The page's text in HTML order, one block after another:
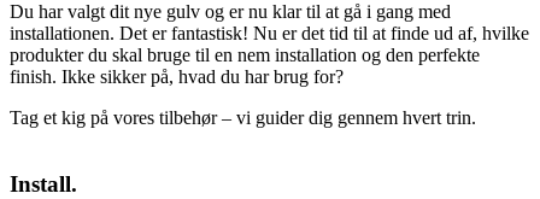
Du har valgt dit nye gulv og er nu klar til at gå i gang med
installationen. Det er fantastisk! Nu er det tid til at finde ud af, hvilke
produkter du skal bruge til en nem installation og den perfekte
finish. Ikke sikker på, hvad du har brug for?
Tag et kig på vores tilbehør – vi guider dig gennem hvert trin.
Install.